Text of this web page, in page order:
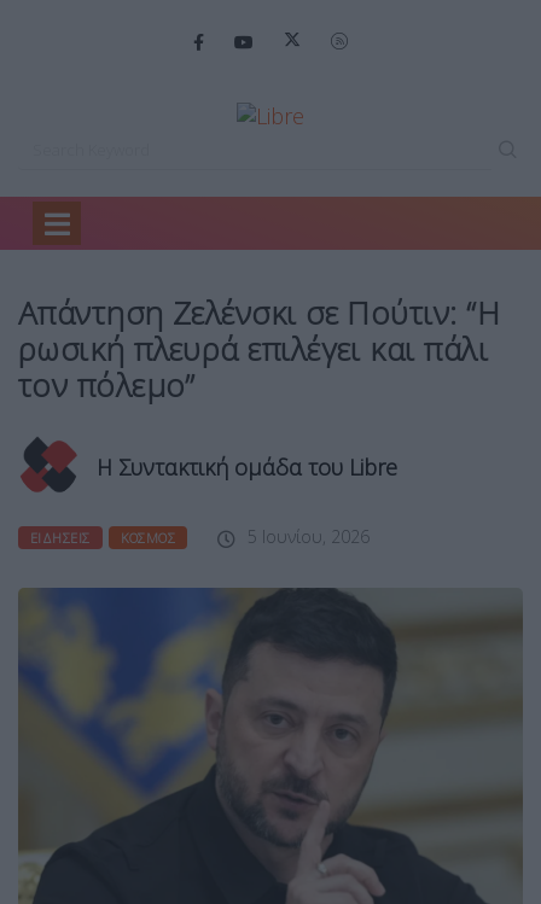
Home
Απάντηση Ζελένσκι σε Πούτιν: “Η
ρωσική πλευρά επιλέγει και πάλι
τον πόλεμο”
Η Συντακτική ομάδα του Libre
ΕΙΔΉΣΕΙΣ ΚΌΣΜΟΣ 5 Ιουνίου, 2026